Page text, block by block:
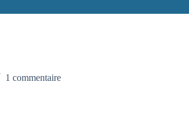
1 commentaire